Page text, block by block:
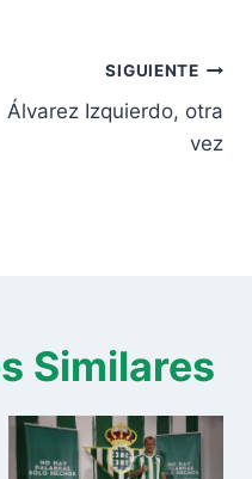
SIGUIENTE
Álvarez Izquierdo, otra
vez
Similares